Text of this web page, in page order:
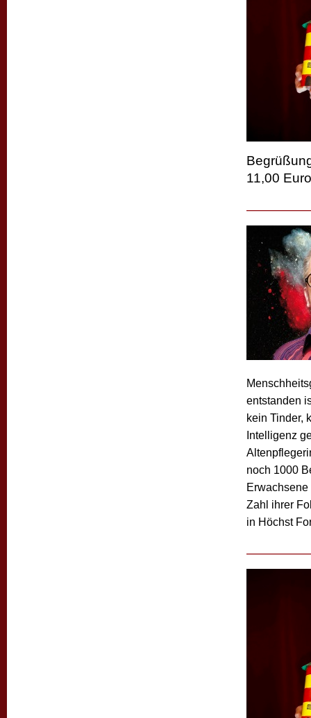
11,00
entstanden
kein Tinder,
Intelligenz
noch 1000
Zahl ihrer
in Höchst